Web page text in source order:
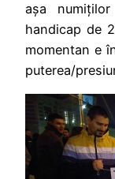
așa
handicap de
momentan e
puterea/